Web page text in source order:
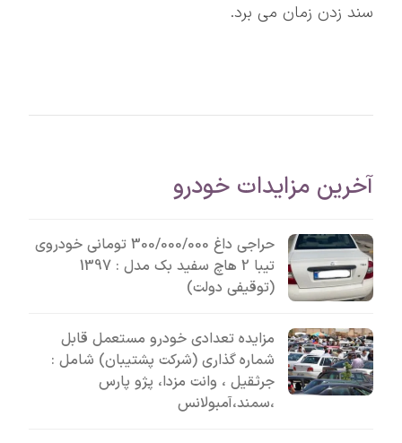
سند زدن زمان می برد.
آخرین مزایدات خودرو
حراجی داغ 300/000/000 تومانی خودروی
تیبا 2 هاچ سفید بک مدل : 1397
(توقیفی دولت)
مزایده تعدادی خودرو مستعمل قابل
شماره گذاری (شرکت پشتیبان) شامل :
جرثقیل ، وانت مزدا، پژو پارس
،سمند،آمبولانس